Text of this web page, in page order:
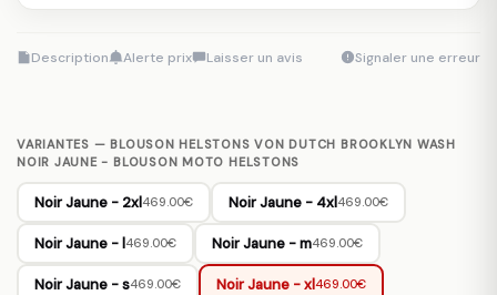
Description Alerte prix Laisser un avis Signaler une erreur
VARIANTES — BLOUSON HELSTONS VON DUTCH BROOKLYN WASH
NOIR JAUNE - BLOUSON MOTO HELSTONS
Noir Jaune - 2xl469.00€ Noir Jaune - 4xl469.00€
Noir Jaune - l469.00€ Noir Jaune - m469.00€
Noir Jaune - s469.00€ Noir Jaune - xl469.00€